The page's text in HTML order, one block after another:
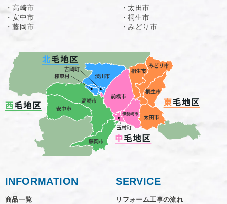
・高崎市
・安中市
・藤岡市
・太田市
・桐生市
・みどり市
INFORMATION
商品一覧
SERVICE
リフォーム工事の流れ